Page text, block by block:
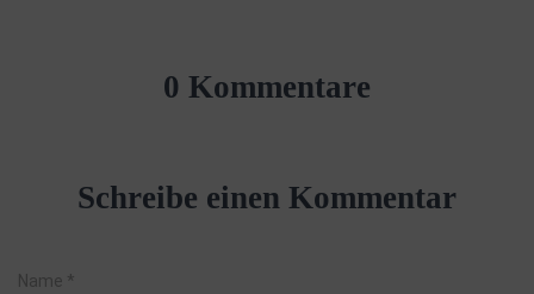
0 Kommentare
Schreibe einen Kommentar
Name *